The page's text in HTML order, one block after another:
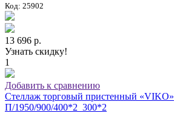
Код: 25902
13 696 р.
Узнать скидку!
1
Добавить к сравнению
Стеллаж торговый пристенный «VIKO»
П/1950/900/400*2_300*2